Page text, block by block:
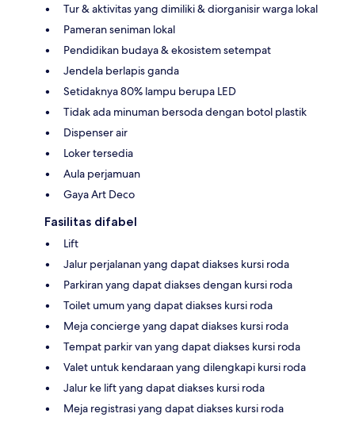
Tur & aktivitas yang dimiliki & diorganisir warga lokal
Pameran seniman lokal
Pendidikan budaya & ekosistem setempat
Jendela berlapis ganda
Setidaknya 80% lampu berupa LED
Tidak ada minuman bersoda dengan botol plastik
Dispenser air
Loker tersedia
Aula perjamuan
Gaya Art Deco
Fasilitas difabel
Lift
Jalur perjalanan yang dapat diakses kursi roda
Parkiran yang dapat diakses dengan kursi roda
Toilet umum yang dapat diakses kursi roda
Meja concierge yang dapat diakses kursi roda
Tempat parkir van yang dapat diakses kursi roda
Valet untuk kendaraan yang dilengkapi kursi roda
Jalur ke lift yang dapat diakses kursi roda
Meja registrasi yang dapat diakses kursi roda